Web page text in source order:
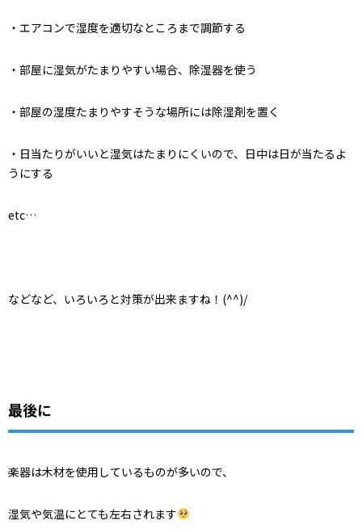
・エアコンで湿度を適切なところまで調節する
・部屋に湿気がたまりやすい場合、除湿器を使う
・部屋の湿度たまりやすそうな場所には除湿剤を置く
・日当たりがいいと湿気はたまりにくいので、日中は日が当たるよ
うにする
etc…
などなど、いろいろと対策が出来ますね！(^^)/
最後に
楽器は木材を使用しているものが多いので、
湿気や気温にとても左右されます